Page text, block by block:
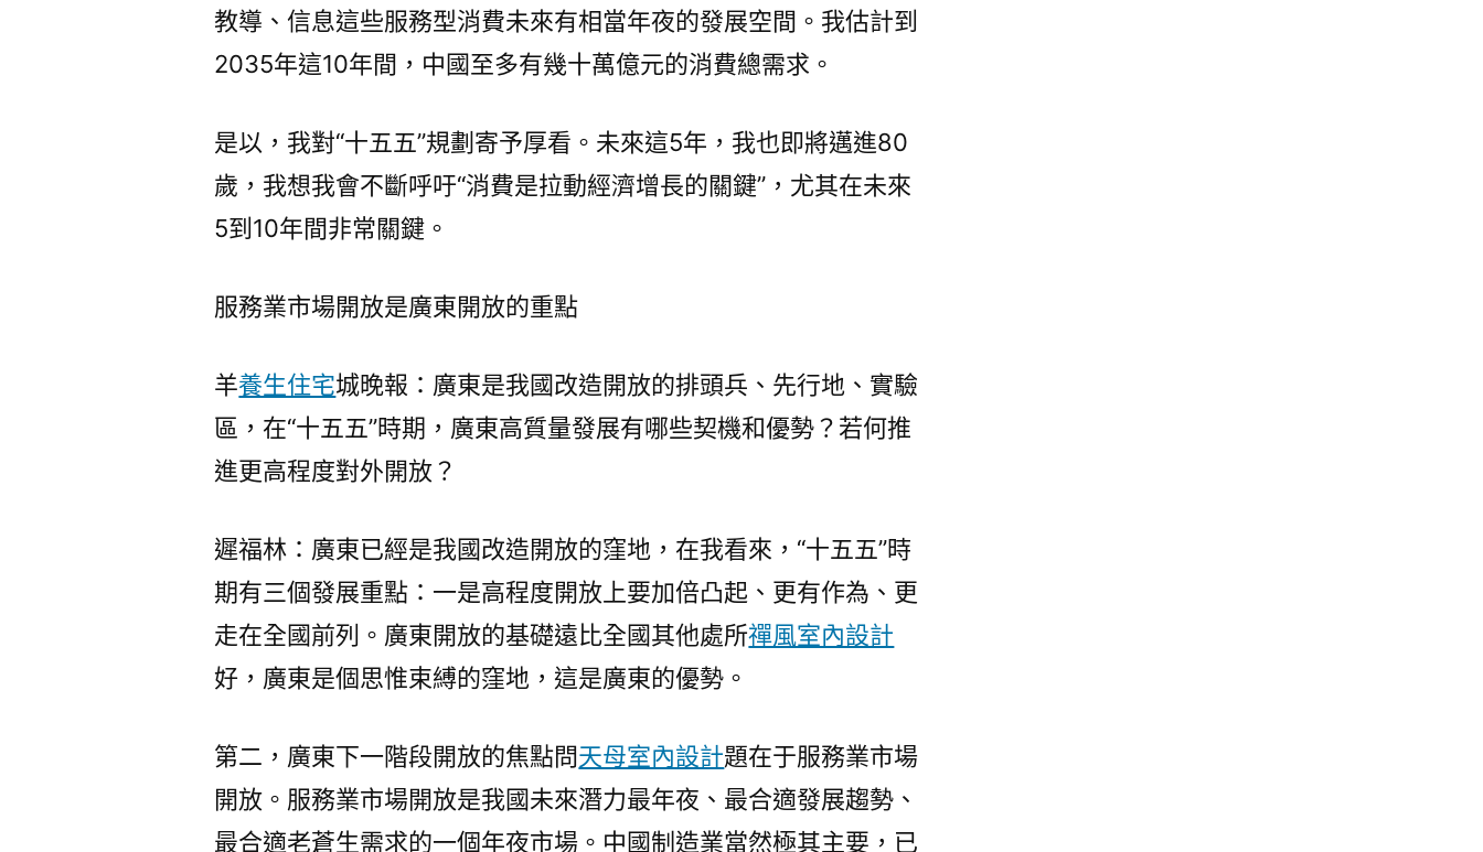
教導、信息這些服務型消費未來有相當年夜的發展空間。我估計到
2035年這10年間，中國至多有幾十萬億元的消費總需求。
是以，我對“十五五”規劃寄予厚看。未來這5年，我也即將邁進80
歲，我想我會不斷呼吁“消費是拉動經濟增長的關鍵”，尤其在未來
5到10年間非常關鍵。
服務業市場開放是廣東開放的重點
羊養生住宅城晚報：廣東是我國改造開放的排頭兵、先行地、實驗
區，在“十五五”時期，廣東高質量發展有哪些契機和優勢？若何推
進更高程度對外開放？
遲福林：廣東已經是我國改造開放的窪地，在我看來，“十五五”時
期有三個發展重點：一是高程度開放上要加倍凸起、更有作為、更
走在全國前列。廣東開放的基礎遠比全國其他處所禪風室內設計
好，廣東是個思惟束縛的窪地，這是廣東的優勢。
第二，廣東下一階段開放的焦點問天母室內設計題在于服務業市場
開放。服務業市場開放是我國未來潛力最年夜、最合適發展趨勢、
最合適老蒼生需求的一個年夜市場。中國制造業當然極其主要，已